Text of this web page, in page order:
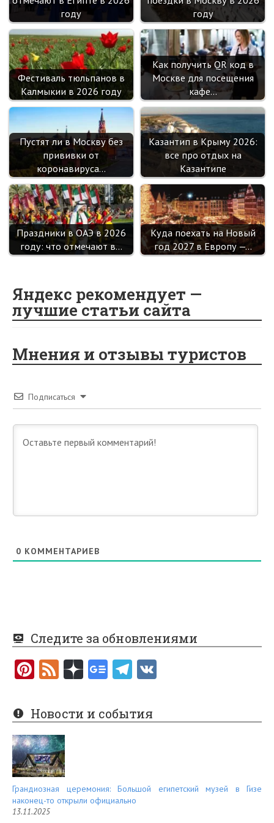
году
году
Фестиваль тюльпанов в
Калмыкии в 2026 году
Как получить QR код в
Москве для посещения
кафе…
Пустят ли в Москву без
прививки от
коронавируса…
Казантип в Крыму 2026:
все про отдых на
Казантипе
Праздники в ОАЭ в 2026
году: что отмечают в…
Куда поехать на Новый
год 2027 в Европу —…
Яндекс рекомендует —
лучшие статьи сайта
Мнения и отзывы туристов
Подписаться
0 КОММЕНТАРИЕВ
Следите за обновлениями
Pi
er
es
t
F
e
d
Новости и события
Грандиозная церемония: Большой египетский музей в Гизе
наконец-то открыли официально
13.11.2025